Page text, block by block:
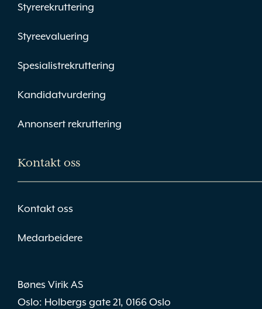
Styrerekruttering
Styreevaluering
Spesialistrekruttering
Kandidatvurdering
Annonsert rekruttering
Kontakt oss
Kontakt oss
Medarbeidere
Bønes Virik AS
Oslo: Holbergs gate 21, 0166 Oslo